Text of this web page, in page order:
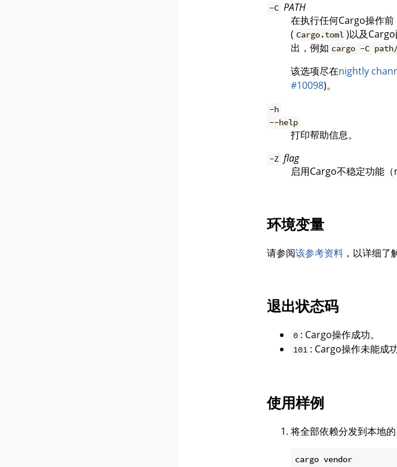
-C PATH
在执行任何Cargo操作
( Cargo.toml )以及
出，例如 cargo -C
该选项尽在nightly
#10098)。
-h
--help
打印帮助信息。
-Z flag
启用Cargo不稳定功能
环境变量
请参阅该参考资料 ，以详细了
退出状态码
0 : Cargo操作成功。
101 : Cargo操作未能成功
使用样例
将全部依赖分发到本地的